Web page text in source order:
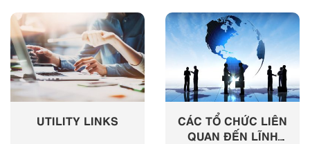
UTILITY LINKS
CÁC TỔ CHỨC LIÊN
QUAN ĐẾN LĨNH